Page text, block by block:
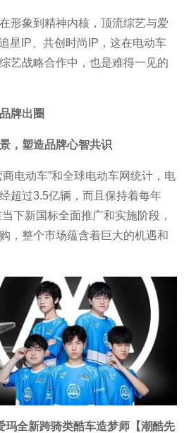
形象到 精神内核，顶流综艺与爱
星IP、共创时尚IP，这在电动车
艺战略合作中，也是难得一见的
牌出圈
，塑造品牌心智共识
电动车”和全球电动车网统计，电
超过3.5亿辆，而且保持着每年
下新国标全面推广和实施阶段，
，整个市场蕴含着巨大的机遇和
全新跨骑类酷车造梦师【潮酷先